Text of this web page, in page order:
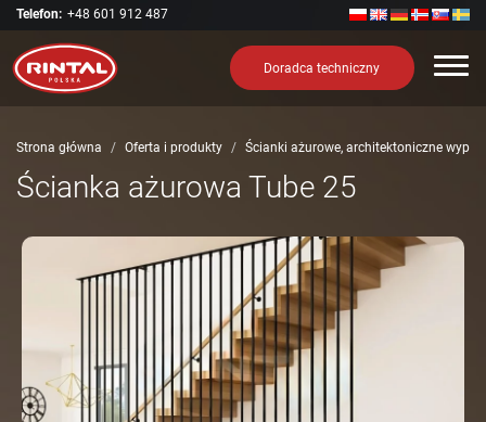
Telefon: +48 601 912 487
Doradca techniczny
Strona główna Oferta i produkty Ścianki ażurowe, architektoniczne
Ścianka ażurowa Tube 25